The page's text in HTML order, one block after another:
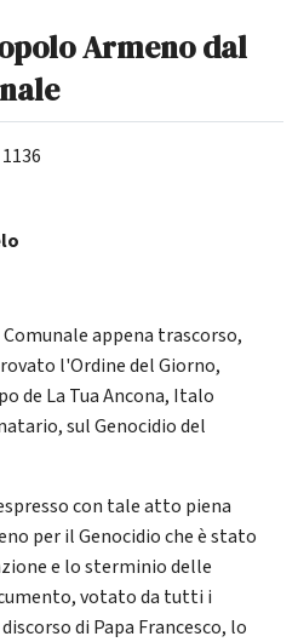
Armeno dal
1136
appena trascorso,
l'Ordine del Giorno,
de La Tua Ancona, Italo
sul Genocidio del
con tale atto piena
per il Genocidio che è stato
e lo sterminio delle
votato da tutti i
di Papa Francesco, lo